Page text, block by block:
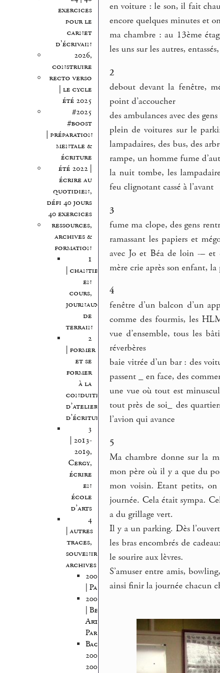
exercices
pour le
carnet
d’écrivain
2026,
construire
recto verso
| le cycle
été 2025
#2025
#boost
| préparation
mentale &
écriture
été 2022 |
écrire au
quotidien,
défi 40 jours
40 exercices
ressources,
archives &
formation
1
| chantiers
en
cours,
journaux
de
terrain
2
| former
et se
former
à la
conduite
d’atelier
d’écriture
3
| 2013-
2019,
Cergy,
écrire
en
école
d’arts
4
| autres
traces,
souvenirs,
archives
2005/2006
| Pantin
2005/2007
| Beaux
Arts
Paris
Bagnolet
2008-
2009
en voiture : le son, il fait
encore quelques minutes et
ma chambre : au 13ème
les uns sur les autres,
2
debout devant la fenêtre,
point d’accoucher
des ambulances avec des
plein de voitures sur le
lampadaires, des bus, des
rampe, un homme fume
la nuit tombe, les
feu clignotant cassé à l’avant
3
fume ma clope, des gens
ramassant les papiers et
avec Jo et Béa de loin -– et
mère crie après son enfant,
4
fenêtre d’un balcon d’un
comme des fourmis, les
vue d’ensemble, tous les
réverbères
baie vitrée d’un bar : des
passent _ en face, des
une vue où tout est
tout près de soi_ des
l’avion qui avance
5
Ma chambre donne sur la
mon père où il y a que du
mon voisin. Etant petits,
journée. Cela était sympa.
a du grillage vert.
Il y a un parking. Dès
les bras encombrés de
le sourire aux lèvres.
S’amuser entre amis,
ainsi finir la journée chacun